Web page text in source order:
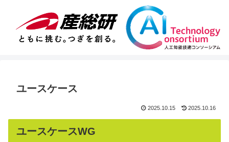
ユースケース
2025.10.15 2025.10.16
ユースケースWG